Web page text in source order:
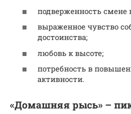
подверженность смене
выраженное чувство
достоинства;
любовь к высоте;
потребность в
активности.
«Домашняя рысь» –